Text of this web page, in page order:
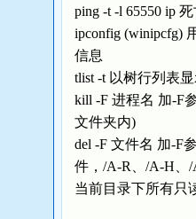
ping -t -l 65550 ip
ipconfig (winipcfg)
信息
tlist -t 以树行列表
kill -F 进程名 加-F
文件夹内)
del -F 文件名 加-F
件，/A-R、/A-H、
当前目录下所有只